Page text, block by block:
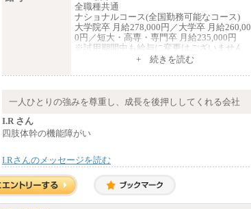
全職種共通
ナショナルコース(全国勤務可能なコース)
大学院卒 月給278,000円／大学卒 月給260,00
0円／短大・高専・専門卒 月給235,000円
※試用期間中も給与に変更はございません
エリアコース(一定地域であれば移動可能なコ
ース)
0円／短大・高専・専門卒 月給225,000円
※試用期間中も給与に変更はございません
月給：250,000円～400,000円
想定年収：4,000,000円～6,000,000円
+ 続きを読む
一人ひとりの強みを尊重し、成長を後押ししてくれる会社
I.R さん
四肢体幹の機能障がい
I.Rさんのメッセージを読む